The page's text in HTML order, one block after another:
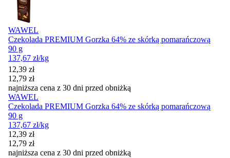
WAWEL
Czekolada PREMIUM Gorzka 64% ze skórką pomarańczową
90 g
137,67 zł/kg
Cena promocyjna
12,39 zł
12,79 zł
najniższa cena z 30 dni przed obniżką
WAWEL
Czekolada PREMIUM Gorzka 64% ze skórką pomarańczową
90 g
137,67 zł/kg
Cena promocyjna
12,39 zł
12,79 zł
najniższa cena z 30 dni przed obniżką